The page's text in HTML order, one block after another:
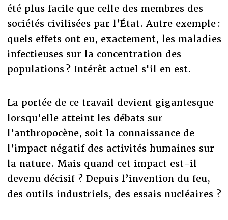
été plus facile que celle des membres des
sociétés civilisées par l’État. Autre exemple :
quels effets ont eu, exactement, les maladies
infectieuses sur la concentration des
populations ? Intérêt actuel s'il en est.
La portée de ce travail devient gigantesque
lorsqu'elle atteint les débats sur
l’anthropocène, soit la connaissance de
l’impact négatif des activités humaines sur
la nature. Mais quand cet impact est-il
devenu décisif ? Depuis l’invention du feu,
des outils industriels, des essais nucléaires ?